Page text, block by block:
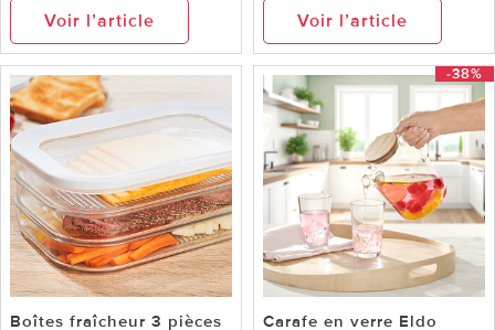
Voir l’article Voir l’article
Boîtes fraîcheur 3 pièces
-38%
Carafe en verre Eldo